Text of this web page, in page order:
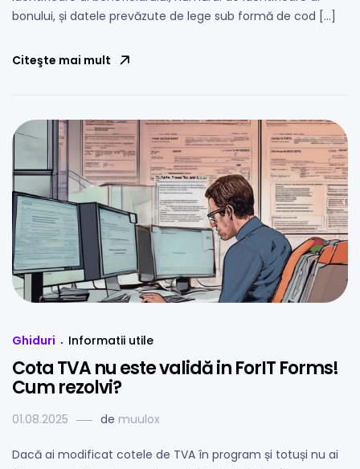
bonului, și datele prevăzute de lege sub formă de cod […]
Citeşte mai mult
Ghiduri Informatii utile
Cota TVA nu este validă in ForIT Forms!
Cum rezolvi?
01.08.2025 de muulox
Dacă ai modificat cotele de TVA în program și totuși nu ai